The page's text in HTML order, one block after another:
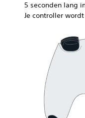
5 seconden lang
Je controller